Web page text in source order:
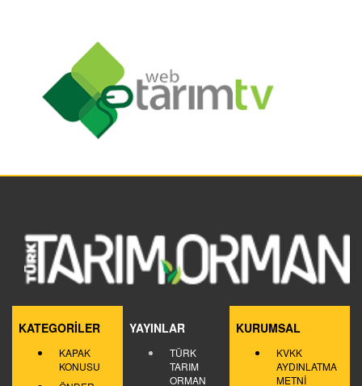
KATEGORİLER
KAPAK
KONUSU
YAYINLAR
TÜRK
TARIM
ORMAN
KURUMSAL
KVKK
AYDINLATMA
METNİ